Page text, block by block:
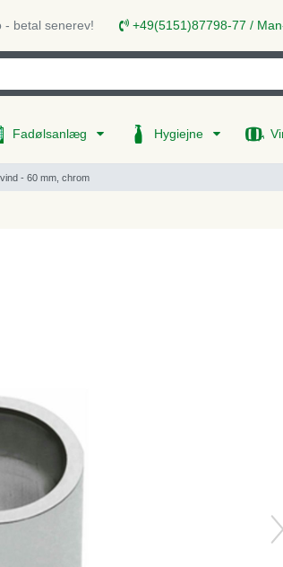
- betal senerev! +49(5151)87798-77 /
Fadølsanlæg Hygiejne
- 60 mm, chrom